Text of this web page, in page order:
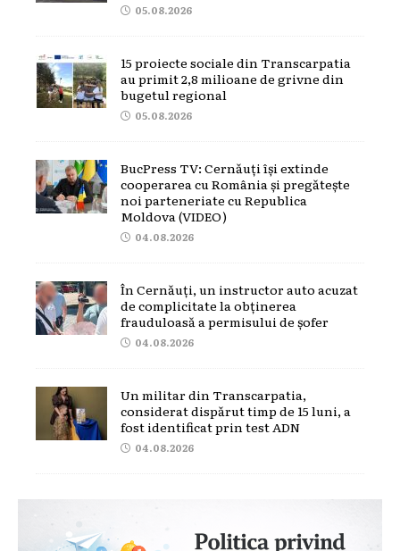
05.08.2026
15 proiecte sociale din Transcarpatia
au primit 2,8 milioane de grivne din
bugetul regional
05.08.2026
BucPress TV: Cernăuți își extinde
cooperarea cu România și pregătește
noi parteneriate cu Republica
Moldova (VIDEO)
04.08.2026
În Cernăuți, un instructor auto acuzat
de complicitate la obținerea
frauduloasă a permisului de șofer
04.08.2026
Un militar din Transcarpatia,
considerat dispărut timp de 15 luni, a
fost identificat prin test ADN
04.08.2026